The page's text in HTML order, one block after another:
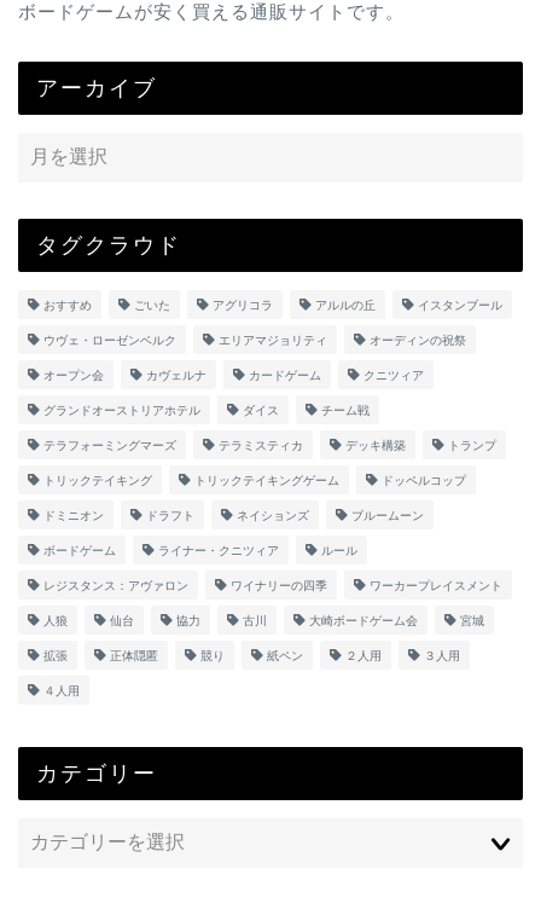
ボードゲームが安く買える通販サイトです。
アーカイブ
タグクラウド
おすすめ ごいた アグリコラ アルルの丘 イスタンブール
ウヴェ・ローゼンベルク エリアマジョリティ オーディンの祝祭
オープン会 カヴェルナ カードゲーム クニツィア
グランドオーストリアホテル ダイス チーム戦
テラフォーミングマーズ テラミスティカ デッキ構築 トランプ
トリックテイキング トリックテイキングゲーム ドッペルコップ
ドミニオン ドラフト ネイションズ ブルームーン
ボードゲーム ライナー・クニツィア ルール
レジスタンス：アヴァロン ワイナリーの四季 ワーカープレイスメント
人狼 仙台 協力 古川 大崎ボードゲーム会 宮城
拡張 正体隠匿 競り 紙ペン ２人用 ３人用
４人用
カテゴリー